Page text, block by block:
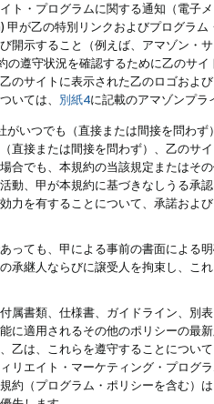
ト・プログラムに関する通知（電子
甲が乙の特別リンクおよびプログラ
開示すること（例えば、アマゾン・
の遵守状況を確認するために乙のサ
のサイトに表示された乙のロゴおよ
いては、 別紙4に記載のアマゾンプ
がいつでも（直接または間接を問わ
直接または間接を問わず）、乙のサ
合でも、本規約の当該規定またはそ
動、甲が本規約に基づきなしうる承
力を有することについて、承諾およ
っても、甲による事前の書面による
承継人ならびに譲受人を拘束し、こ
属書類、仕様書、ガイドライン、別
に適用されるその他のポリシーの最
乙は、これらを遵守することにつ
リエイト・マーケティング・プログ
約（プログラム・ポリシーを含む）